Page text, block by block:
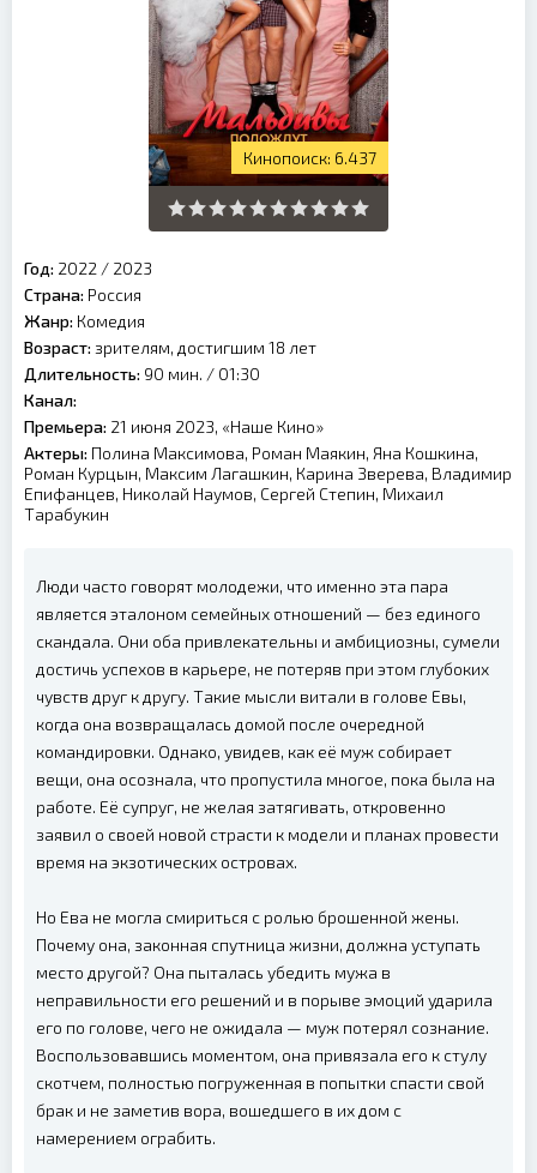
6.437
Год: 2022 / 2023
Страна: Россия
Жанр: Комедия
Возраст: зрителям, достигшим 18 лет
Длительность: 90 мин. / 01:30
Канал:
Премьера: 21 июня 2023, «Наше Кино»
Актеры: Полина Максимова, Роман Маякин, Яна Кошкина,
Роман Курцын, Максим Лагашкин, Карина Зверева, Владимир
Епифанцев, Николай Наумов, Сергей Степин, Михаил
Тарабукин
Люди часто говорят молодежи, что именно эта пара
является эталоном семейных отношений — без единого
скандала. Они оба привлекательны и амбициозны, сумели
достичь успехов в карьере, не потеряв при этом глубоких
чувств друг к другу. Такие мысли витали в голове Евы,
когда она возвращалась домой после очередной
командировки. Однако, увидев, как её муж собирает
вещи, она осознала, что пропустила многое, пока была на
работе. Её супруг, не желая затягивать, откровенно
заявил о своей новой страсти к модели и планах провести
время на экзотических островах.
Но Ева не могла смириться с ролью брошенной жены.
Почему она, законная спутница жизни, должна уступать
место другой? Она пыталась убедить мужа в
неправильности его решений и в порыве эмоций ударила
его по голове, чего не ожидала — муж потерял сознание.
Воспользовавшись моментом, она привязала его к стулу
скотчем, полностью погруженная в попытки спасти свой
брак и не заметив вора, вошедшего в их дом с
намерением ограбить.